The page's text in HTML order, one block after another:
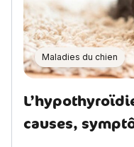
Maladies du chien
causes,